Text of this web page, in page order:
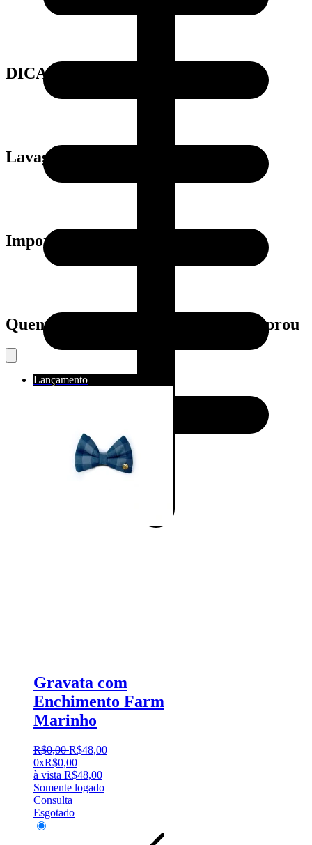
DICAS
Lavagem
Importante:
Quem viu este produto também comprou
Gravata com
Enchimento Farm
Marinho
R$0,00 R$48,00
0xR$0,00
à vista R$48,00
Somente logado
Consulta
Esgotado